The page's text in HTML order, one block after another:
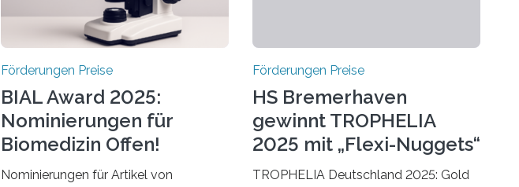
Förderungen Preise
BIAL Award 2025:
Nominierungen für
Biomedizin Offen!
Nominierungen für Artikel von
Förderungen Preise
HS Bremerhaven
gewinnt TROPHELIA
2025 mit „Flexi-Nuggets“
TROPHELIA Deutschland 2025: Gold